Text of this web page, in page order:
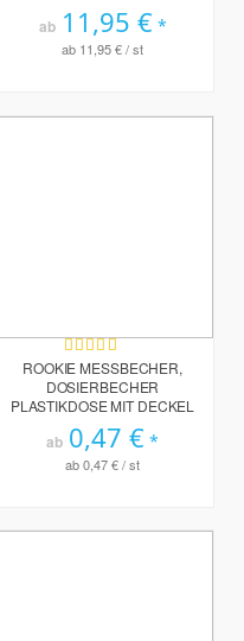
ab 11,95 €
ab 11,95 €/ st
Bewertung:
100%
ROOKIE MESSBECHER,
DOSIERBECHER
PLASTIKDOSE MIT DECKEL
ab 0,47 €
ab0,47 €/ st